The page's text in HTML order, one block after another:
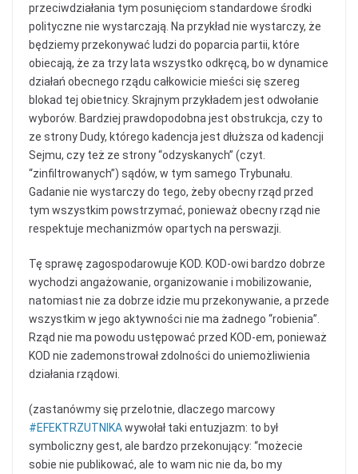
przeciwdziałania tym posunięciom standardowe środki
polityczne nie wystarczają. Na przykład nie wystarczy, że
będziemy przekonywać ludzi do poparcia partii, które
obiecają, że za trzy lata wszystko odkręcą, bo w dynamice
działań obecnego rządu całkowicie mieści się szereg
blokad tej obietnicy. Skrajnym przykładem jest odwołanie
wyborów. Bardziej prawdopodobna jest obstrukcja, czy to
ze strony Dudy, którego kadencja jest dłuższa od kadencji
Sejmu, czy też ze strony “odzyskanych” (czyt.
“zinfiltrowanych”) sądów, w tym samego Trybunału.
Gadanie nie wystarczy do tego, żeby obecny rząd przed
tym wszystkim powstrzymać, ponieważ obecny rząd nie
respektuje mechanizmów opartych na perswazji.
Tę sprawę zagospodarowuje KOD. KOD-owi bardzo dobrze
wychodzi angażowanie, organizowanie i mobilizowanie,
natomiast nie za dobrze idzie mu przekonywanie, a przede
wszystkim w jego aktywności nie ma żadnego “robienia”.
Rząd nie ma powodu ustępować przed KOD-em, ponieważ
KOD nie zademonstrował zdolności do uniemożliwienia
działania rządowi.
(zastanówmy się przelotnie, dlaczego marcowy
‪#‎EFEKTRZUTNIKA‬wywołał taki entuzjazm: to był
symboliczny gest, ale bardzo przekonujący: “możecie
sobie nie publikować, ale to wam nic nie da, bo my